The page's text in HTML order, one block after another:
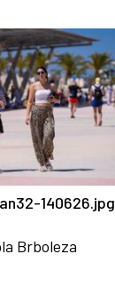
140626.jpg
Brboleza